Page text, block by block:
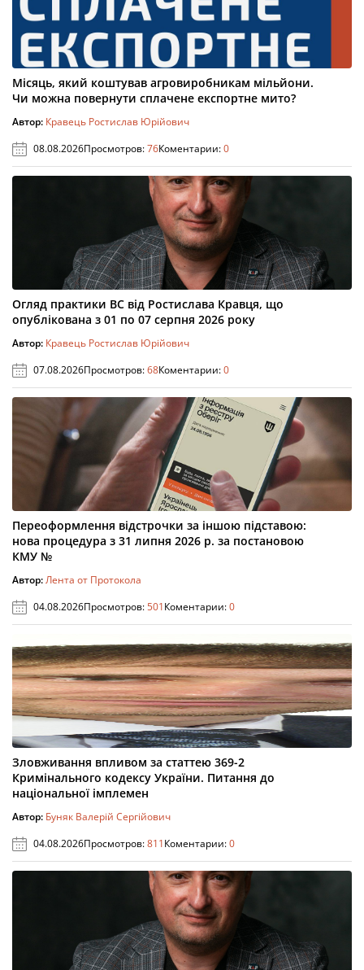
Місяць, який коштував агровиробникам мільйони.
Чи можна повернути сплачене експортне мито?
Автор: Кравець Ростислав Юрійович
08.08.2026Просмотров:76Коментарии:0
Огляд практики ВС від Ростислава Кравця, що
опублікована з 01 по 07 серпня 2026 року
Автор: Кравець Ростислав Юрійович
07.08.2026Просмотров:68Коментарии:0
Переоформлення відстрочки за іншою підставою:
нова процедура з 31 липня 2026 р. за постановою
КМУ №
Автор:Лента от Протокола
04.08.2026Просмотров:501Коментарии:0
Зловживання впливом за статтею 369-2
Кримінального кодексу України. Питання до
національної імплемен
Автор: Буняк Валерій Сергійович
04.08.2026Просмотров:811Коментарии:0